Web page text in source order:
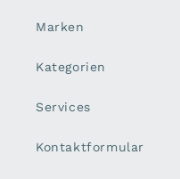
Marken
Kategorien
Services
Kontaktformular